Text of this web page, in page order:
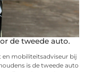
de tweede auto.
en mobiliteitsadviseur bij
is de tweede auto